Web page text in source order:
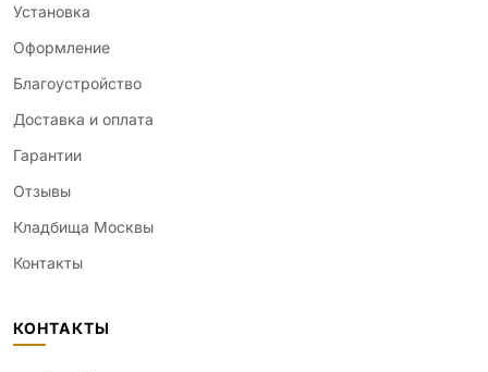
Установка
Оформление
Благоустройство
Доставка и оплата
Гарантии
Отзывы
Кладбища Москвы
Контакты
КОНТАКТЫ